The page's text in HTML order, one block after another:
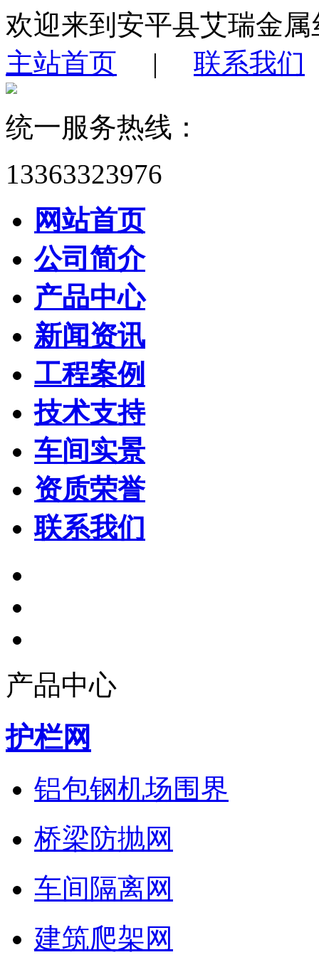
欢迎来到安平县艾瑞金
主站首页 | 联系我们
统一服务热线：
13363323976
网站首页
公司简介
产品中心
新闻资讯
工程案例
技术支持
车间实景
资质荣誉
联系我们
产品中心
护栏网
铝包钢机场围界
桥梁防抛网
车间隔离网
建筑爬架网